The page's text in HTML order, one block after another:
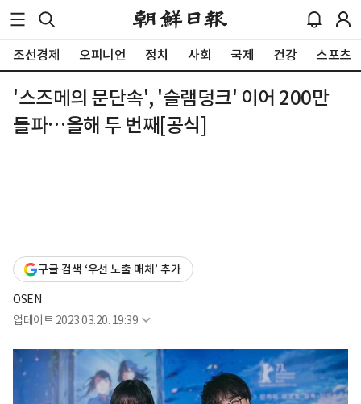
조선경제 오피니언 정치 사회 국제 건강 스포츠
'스즈메의 문단속', '슬램덩크' 이어 200만
돌파…올해 두 번째[공식]
구글 검색 ‘우선 노출 매체’ 추가
OSEN
업데이트 2023.03.20. 19:39